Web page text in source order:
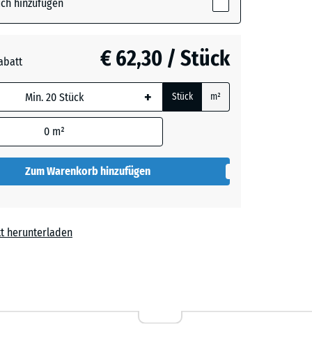
+ € 2,10
wird
nicht
hinzufügen
€ 62,30 / Stück
+ Stück m²
0 m²
Zum Warenkorb hinzufügen
herunterladen